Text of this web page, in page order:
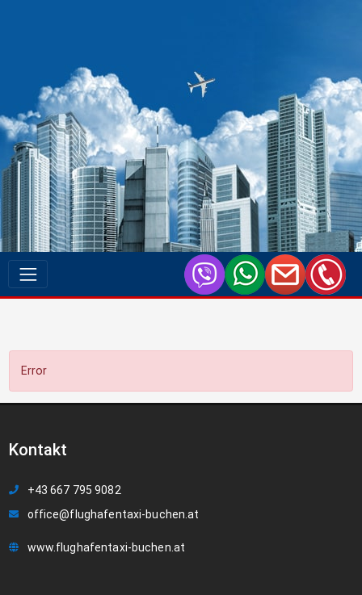
Error
Kontakt
+43 667 795 9082
office@flughafentaxi-buchen.at
www.flughafentaxi-buchen.at